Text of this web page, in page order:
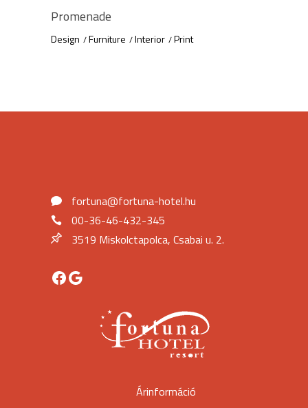
Promenade
Design Furniture Interior Print
fortuna@fortuna-hotel.hu
00-36-46-432-345
3519 Miskolctapolca, Csabai u. 2.
Facebook
Google
Árinformáció